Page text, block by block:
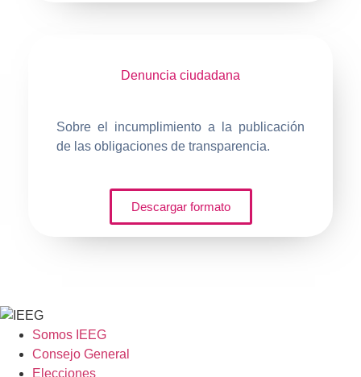
Denuncia ciudadana
Sobre el incumplimiento a la publicación
de las obligaciones de transparencia.
Descargar formato
Somos IEEG
Consejo General
Elecciones